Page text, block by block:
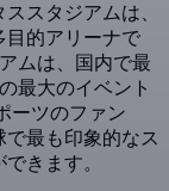
スタジアムは、
目的アリーナで
ムは、国内で最
最大のイベント
ーツのファン
最も印象的なス
きます。